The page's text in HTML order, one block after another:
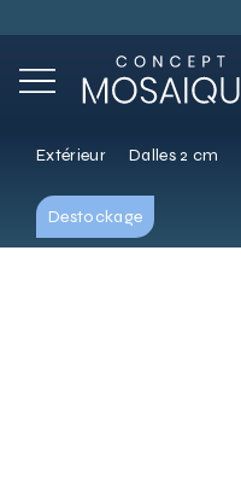
Extérieur Dalles 2 cm
Destockage